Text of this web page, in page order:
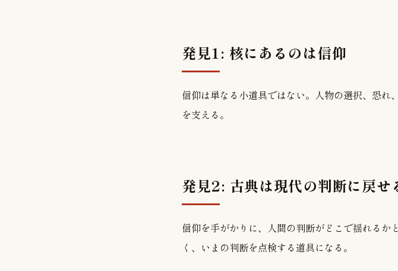
発見1: 核にあるのは信仰
信仰は単なる小道具ではない。人物の選択、恐
を支える。
発見2: 古典は現代の判断に戻せ
信仰を手がかりに、人間の判断がどこで揺れるか
く、いまの判断を点検する道具になる。